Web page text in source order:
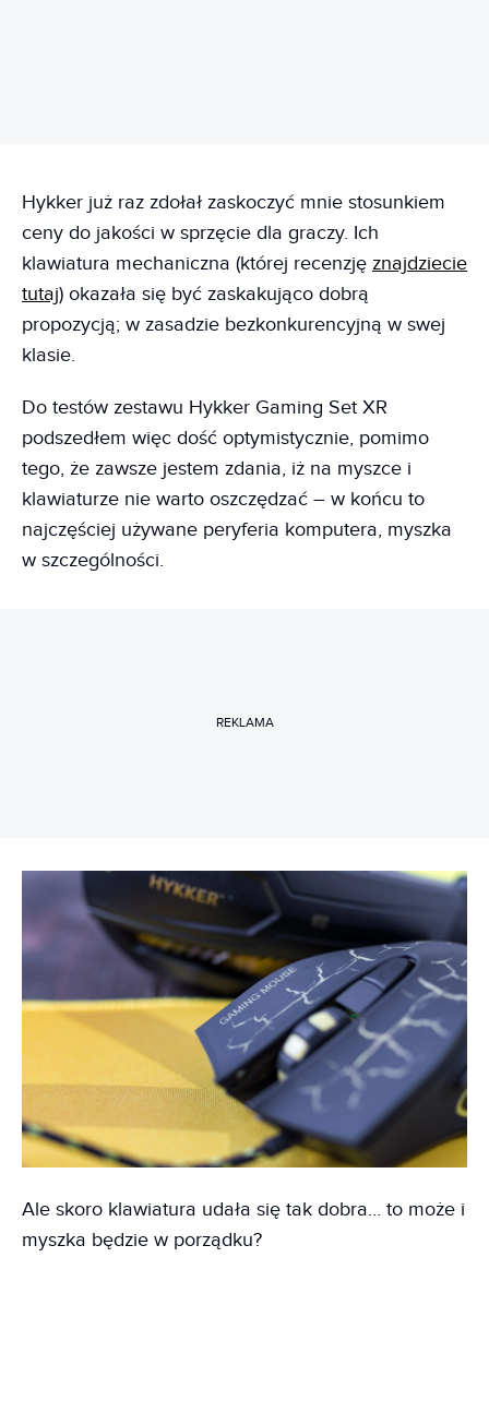
Hykker już raz zdołał zaskoczyć mnie stosunkiem
ceny do jakości w sprzęcie dla graczy. Ich
klawiatura mechaniczna (której recenzję znajdziecie
tutaj) okazała się być zaskakująco dobrą
propozycją; w zasadzie bezkonkurencyjną w swej
klasie.
Do testów zestawu Hykker Gaming Set XR
podszedłem więc dość optymistycznie, pomimo
tego, że zawsze jestem zdania, iż na myszce i
klawiaturze nie warto oszczędzać – w końcu to
najczęściej używane peryferia komputera, myszka
w szczególności.
REKLAMA
Ale skoro klawiatura udała się tak dobra… to może i
myszka będzie w porządku?